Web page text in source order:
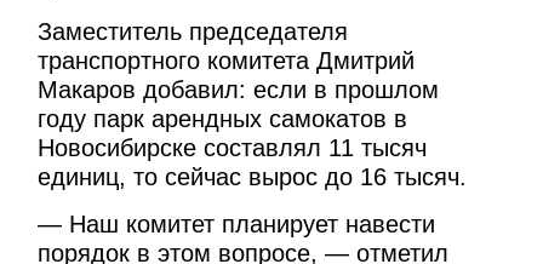
Заместитель председателя
транспортного комитета Дмитрий
Макаров добавил: если в прошлом
году парк арендных самокатов в
Новосибирске составлял 11 тысяч
единиц, то сейчас вырос до 16 тысяч.
— Наш комитет планирует навести
порядок в этом вопросе, — отметил